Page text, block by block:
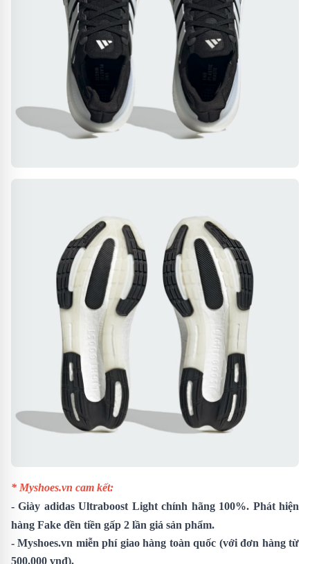
* Myshoes.vn cam kết:
-Giày adidas Ultraboost Lightchính hãng 100%. Phát hiện
hàng Fake đền tiền gấp 2 lần giá sản phẩm.
- Myshoes.vn miễn phí giao hàng toàn quốc (với đơn hàng từ
500.000 vnđ).